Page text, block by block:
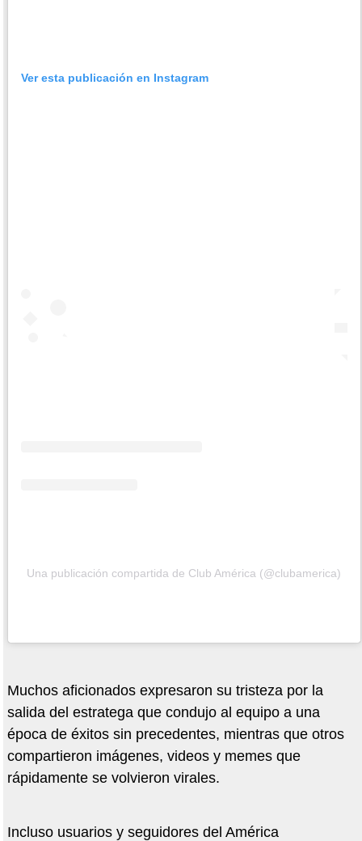
Ver esta publicación en Instagram
Una publicación compartida de Club América (@clubamerica)
Muchos aficionados expresaron su tristeza por la
salida del estratega que condujo al equipo a una
época de éxitos sin precedentes, mientras que otros
compartieron imágenes, videos y memes que
rápidamente se volvieron virales.
Incluso usuarios y seguidores del América